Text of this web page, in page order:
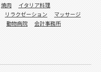
焼肉
イタリア料理
リラクゼーション
マッサージ
動物病院
会計事務所